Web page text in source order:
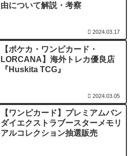
由について解説・考察
2024.03.17
【ポケカ・ワンピカード・
LORCANA】海外トレカ優良店
『Huskita TCG』
2024.03.05
【ワンピカード】プレミアムバン
ダイエクストラブースターメモリ
アルコレクション抽選販売